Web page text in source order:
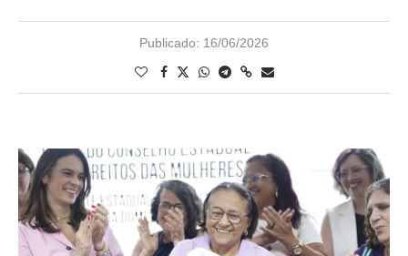
Publicado: 16/06/2026